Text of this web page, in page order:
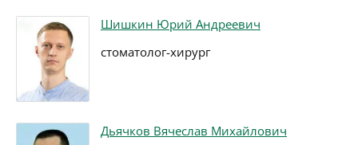
Шишкин Юрий Андреевич
стоматолог-хирург
Дьячков Вячеслав Михайлович